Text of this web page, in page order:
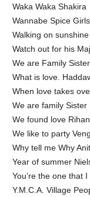
Waka Waka Shakira
Wannabe Spice Girls
Walking on
Watch out for his
We are Family
What is love.
When love takes
We are family Sister
We found love
We like to party
Why tell me Why
Year of summer
You’re the one that
Y.M.C.A. Village